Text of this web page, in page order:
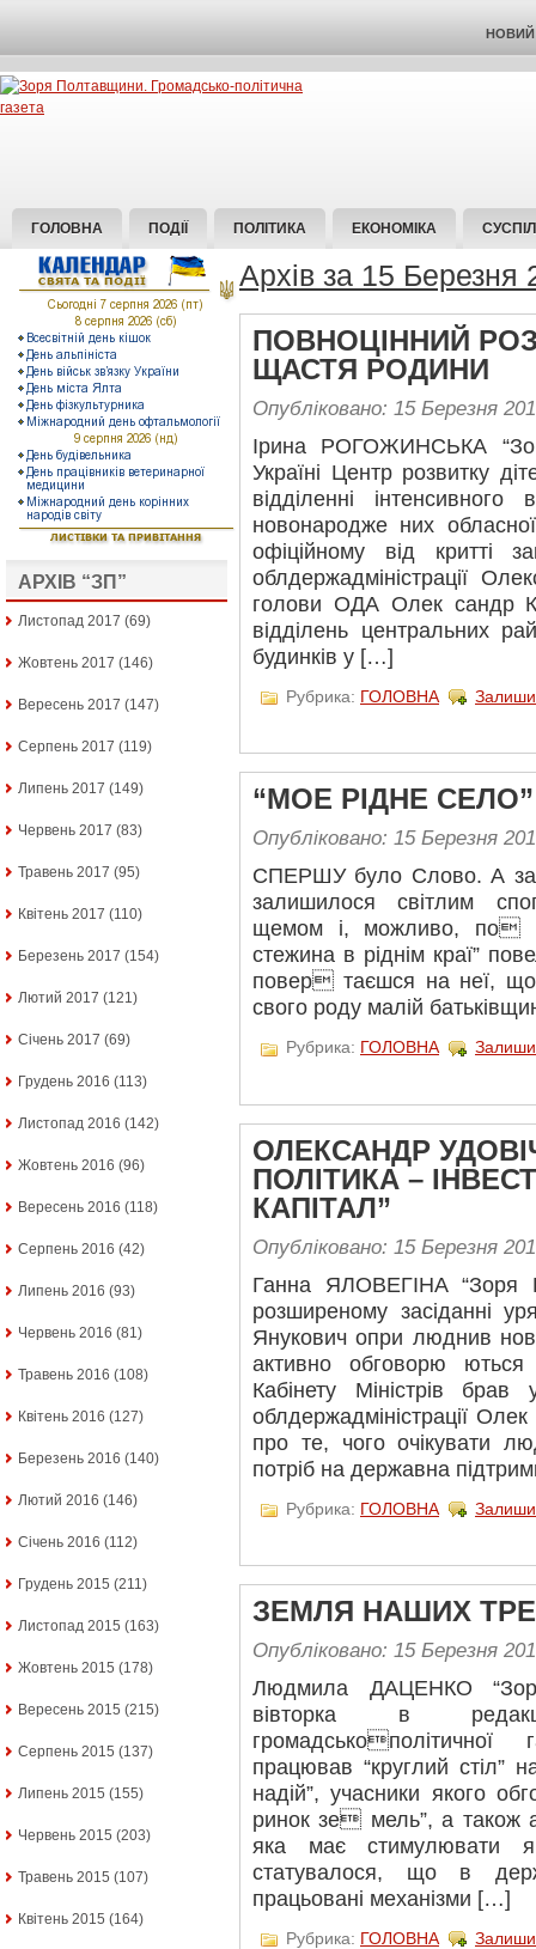
НОВИЙ
ГОЛОВНА ПОДІЇ ПОЛІТИКА ЕКОНОМІКА
АРХІВ “ЗП”
Листопад 2017 (69)
Жовтень 2017 (146)
Вересень 2017 (147)
Серпень 2017 (119)
Липень 2017 (149)
Червень 2017 (83)
Травень 2017 (95)
Квітень 2017 (110)
Березень 2017 (154)
Лютий 2017 (121)
Січень 2017 (69)
Грудень 2016 (113)
Листопад 2016 (142)
Жовтень 2016 (96)
Вересень 2016 (118)
Серпень 2016 (42)
Липень 2016 (93)
Червень 2016 (81)
Травень 2016 (108)
Квітень 2016 (127)
Березень 2016 (140)
Лютий 2016 (146)
Січень 2016 (112)
Грудень 2015 (211)
Листопад 2015 (163)
Жовтень 2015 (178)
Вересень 2015 (215)
Серпень 2015 (137)
Липень 2015 (155)
Червень 2015 (203)
Травень 2015 (107)
Квітень 2015 (164)
Архів за 15 Березня
ПОВНОЦІННИЙ
ЩАСТЯ РОДИНИ
Опубліковано: 15 Березня
Ірина РОГОЖИНСЬКА
Україні Центр розвитку
відділенні інтенсивного
новонародже них
офіційному від критті
облдержадміністрації
голови ОДА Олек сандр
відділень центральних
будинків у […]
Рубрика: ГОЛОВНА
“МОЕ РІДНЕ СЕЛО”
Опубліковано: 15 Березня
СПЕРШУ було Слово. А
залишилося світлим
щемом і, можливо, по
стежина в ріднім краї”
повер таєшся на неї,
свого роду малій
Рубрика: ГОЛОВНА
ОЛЕКСАНДР
ПОЛІТИКА –
КАПІТАЛ”
Опубліковано: 15 Березня
Ганна ЯЛОВЕГІНА
розширеному засіданні
Янукович опри люднив нові
активно обговорю ються
Кабінету Міністрів брав
облдержадміністрації
про те, чого очікувати
потріб на державна
Рубрика: ГОЛОВНА
ЗЕМЛЯ НАШИХ
Опубліковано: 15 Березня
Людмила ДАЦЕНКО
вівторка в
працював “круглий стіл”
надій”, учасники якого
ринок зе мель”, а також
яка має стимулювати
статувалося, що в
працьовані механізми […]
Рубрика: ГОЛОВНА